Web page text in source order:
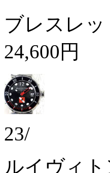
ブレスレ
24,600円
23/
ルイヴィ